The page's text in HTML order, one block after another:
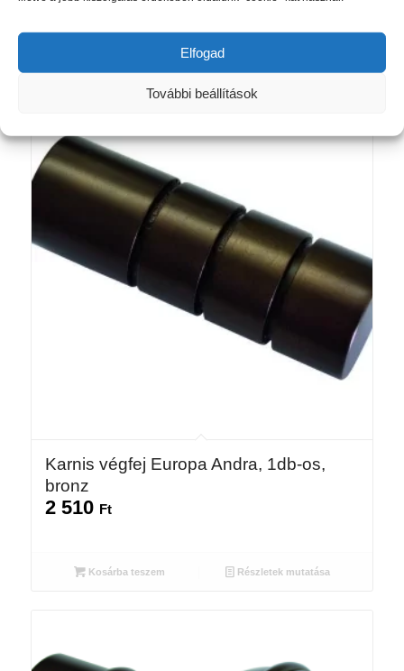
Elfogad
További beállítások
Kapcsolódó termékek
Karnis végfej Europa Andra, 1db-os,
bronz
2 510 Ft
Kosárba teszem Részletek mutatása